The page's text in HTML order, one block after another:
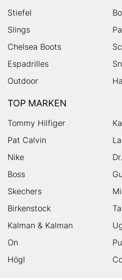
Stiefel
Slings
Chelsea Boots
Espadrilles
Outdoor
TOP MARKEN
Tommy Hilfiger
Pat Calvin
Nike
Boss
Skechers
Birkenstock
Kalman & Kalman
On
Högl